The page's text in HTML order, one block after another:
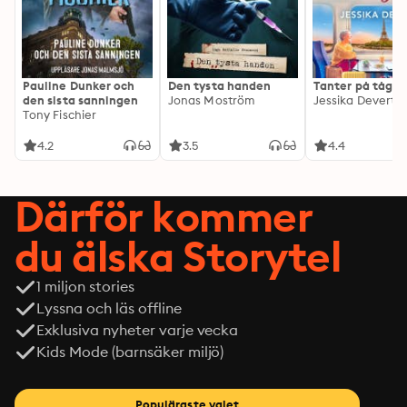
Pauline Dunker och
den sista sanningen
Tony Fischier
4.2
Den tysta handen
Jonas Moström
3.5
Tanter på tåg
Jessika Devert
4.4
Därför kommer
du älska Storytel
1 miljon stories
Lyssna och läs offline
Exklusiva nyheter varje vecka
Kids Mode (barnsäker miljö)